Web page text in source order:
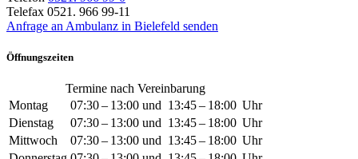
Telefax 0521. 966 99-11
Anfrage an Ambulanz in Bielefeld senden
Öffnungszeiten
Montag 07:30 – 13:00 und 13:45 – 18:00 Uhr
Dienstag
07:30 – 13:00 und 13:45 – 18:00 Uhr
Mittwoch
07:30 – 13:00 und 13:45 – 18:00 Uhr
Termine nach Vereinbarung